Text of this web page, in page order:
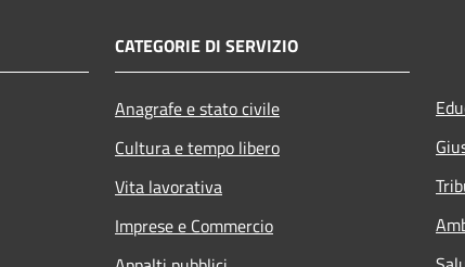
CATEGORIE DI SERVIZIO
Anagrafe e stato civile
Cultura e tempo libero
Vita lavorativa
Imprese e Commercio